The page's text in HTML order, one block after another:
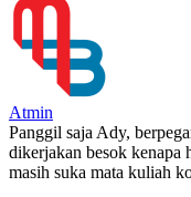
Atmin
Panggil saja Ady,
dikerjakan besok kenapa
masih suka mata kuliah